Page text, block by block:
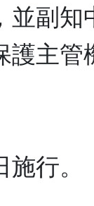
並副知
護主管
行。